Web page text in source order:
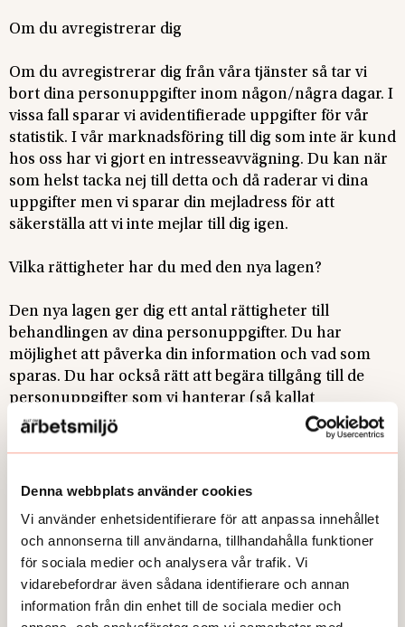
Denna webbplats använder cookies
Vi använder enhetsidentifierare för att anpassa innehållet
och annonserna till användarna, tillhandahålla funktioner
för sociala medier och analysera vår trafik. Vi
vidarebefordrar även sådana identifierare och annan
information från din enhet till de sociala medier och
Om du avregistrerar dig
Om du avregistrerar dig från våra tjänster så tar vi
bort dina personuppgifter inom någon/några dagar. I
vissa fall sparar vi avidentifierade uppgifter för vår
statistik. I vår marknadsföring till dig som inte är kund
hos oss har vi gjort en intresseavvägning. Du kan när
som helst tacka nej till detta och då raderar vi dina
uppgifter men vi sparar din mejladress för att
säkerställa att vi inte mejlar till dig igen.
Vilka rättigheter har du med den nya lagen?
Den nya lagen ger dig ett antal rättigheter till
behandlingen av dina personuppgifter. Du har
möjlighet att påverka din information och vad som
sparas. Du har också rätt att begära tillgång till de
personuppgifter som vi hanterar (så kallat
registerutdrag). Du kan mejla eller ringa oss så
kommer vi att skicka en länk till dig där du kan se
rätta de uppgifter vi har, eller begära att de ska
Vi skyddar dina personuppgifter
Vi ser till att dina personuppgifter är skyddade hos oss
och att behandlingen följer de nya